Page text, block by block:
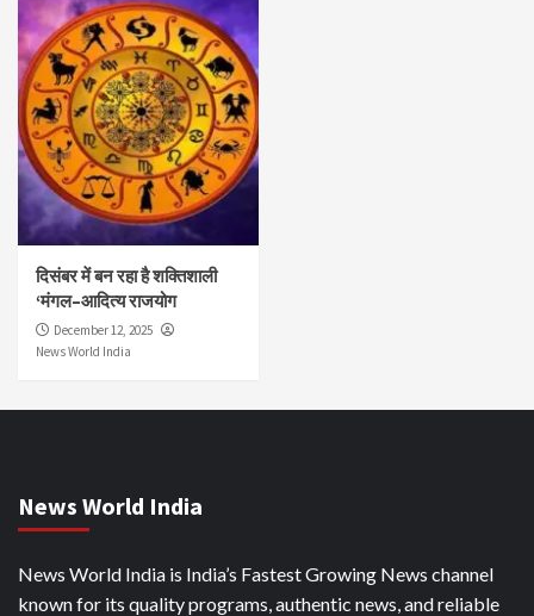
दिसंबर में बन रहा है शक्तिशाली
‘मंगल–आदित्य राजयोग
December 12, 2025
News World India
News World India
News World India is India’s Fastest Growing News channel
known for its quality programs, authentic news, and reliable